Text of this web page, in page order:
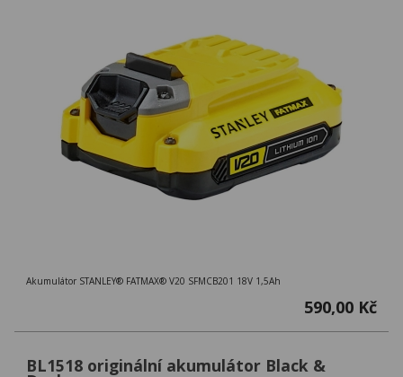
Akumulátor STANLEY® FATMAX® V20 SFMCB201 18V 1,5Ah
590,00 Kč
BL1518 originální akumulátor Black &